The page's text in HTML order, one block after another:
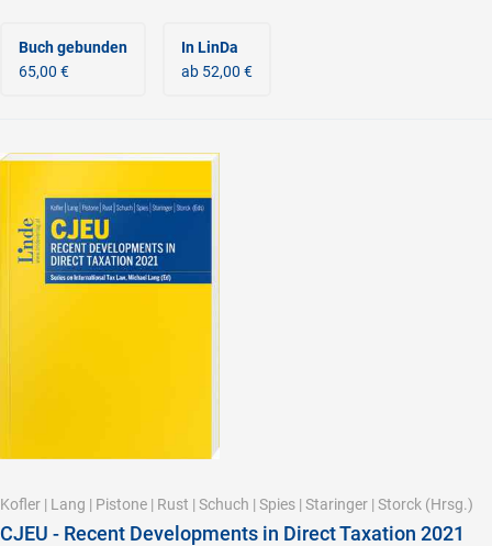
Buch gebunden
65,00 €
In LinDa
ab 52,00 €
Kofler | Lang | Pistone | Rust | Schuch | Spies | Staringer | Storck (Hrsg.)
CJEU - Recent Developments in Direct Taxation 2021